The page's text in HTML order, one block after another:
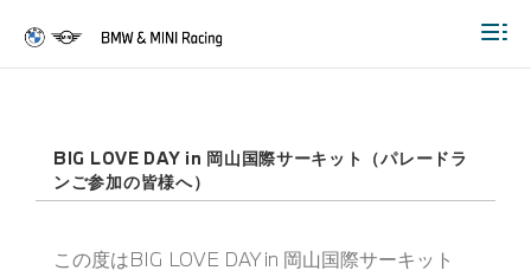
BIG LOVE DAY in 岡山国際サーキット（パレードラ
ンご参加の皆様へ）
この度はBIG LOVE DAY in 岡山国際サーキット